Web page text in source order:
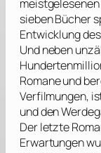
sieben Bücher
Entwicklung
Und neben
Romane und
Verfilmungen,
und den
Der letzte
Erwartungen